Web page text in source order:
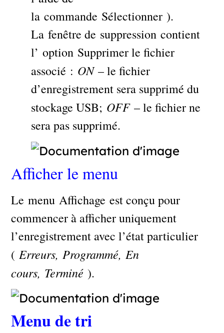
la commande Sélectionner ).
La fenêtre de suppression contient
l’ option Supprimer le fichier
associé : ON– le fichier
d’enregistrement sera supprimé du
stockage USB; OFF– le fichier ne
sera pas supprimé.
Afficher le menu
Le menu Affichage est conçu pour
commencer à afficher uniquement
l’enregistrement avec l’état particulier
(Erreurs, Programmé, En
cours, Terminé ).
Menu de tri